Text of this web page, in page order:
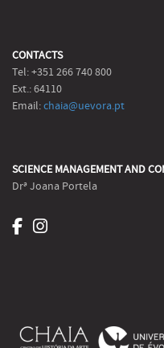
CONTACTS
Tel: +351 266 740 800
Ext.: 64110
Email:chaia@uevora.pt
SCIENCE MANAGEMENT AND
Drª Joana Portela